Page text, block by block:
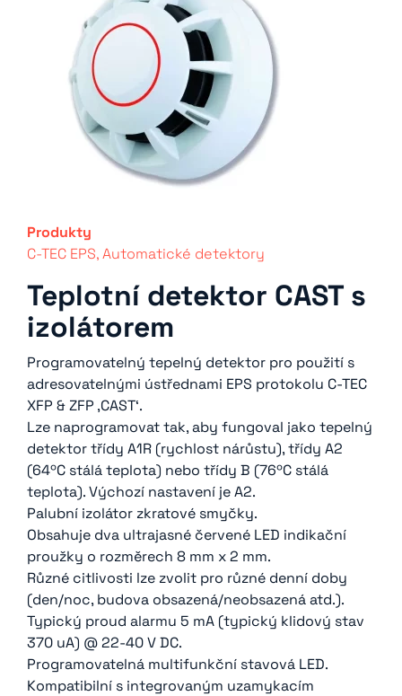
Produkty
C-TEC EPS,Automatické detektory
Teplotní detektor CAST s
izolátorem
Programovatelný tepelný detektor pro použití s ​​
adresovatelnými ústřednami EPS protokolu C-TEC
XFP & ZFP ‚CAST‘.
Lze naprogramovat tak, aby fungoval jako tepelný
detektor třídy A1R (rychlost nárůstu), třídy A2
(64ºC stálá teplota) nebo třídy B (76ºC stálá
teplota). Výchozí nastavení je A2.
Palubní izolátor zkratové smyčky.
Obsahuje dva ultrajasné červené LED indikační
proužky o rozměrech 8 mm x 2 mm.
Různé citlivosti lze zvolit pro různé denní doby
(den/noc, budova obsazená/neobsazená atd.).
Typický proud alarmu 5 mA (typický klidový stav
370 uA) @ 22-40 V DC.
Programovatelná multifunkční stavová LED.
Kompatibilní s integrovaným uzamykacím